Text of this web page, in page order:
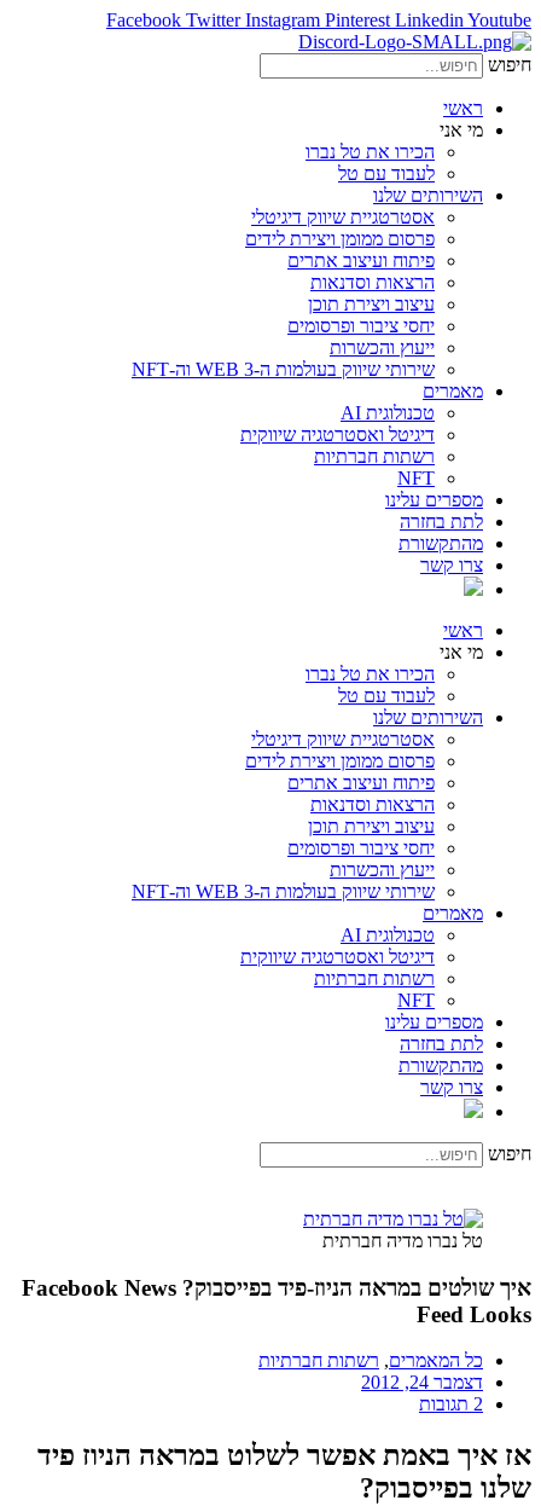
Facebook Twitter Instagram Pinterest Linkedin Youtube
חיפוש
ראשי
מי אני
הכירו את טל נברו
לעבוד עם טל
השירותים שלנו
אסטרטגיית שיווק דיגיטלי
פרסום ממומן ויצירת לידים
פיתוח ועיצוב אתרים
הרצאות וסדנאות
עיצוב ויצירת תוכן
יחסי ציבור ופרסומים
ייעוץ והכשרות
שירותי שיווק בעולמות ה-WEB 3 וה-NFT
מאמרים
טכנולוגית AI
דיגיטל ואסטרטגיה שיווקית
רשתות חברתיות
NFT
מספרים עלינו
לתת בחזרה
מהתקשורת
צרו קשר
ראשי
מי אני
הכירו את טל נברו
לעבוד עם טל
השירותים שלנו
אסטרטגיית שיווק דיגיטלי
פרסום ממומן ויצירת לידים
פיתוח ועיצוב אתרים
הרצאות וסדנאות
עיצוב ויצירת תוכן
יחסי ציבור ופרסומים
ייעוץ והכשרות
שירותי שיווק בעולמות ה-WEB 3 וה-NFT
מאמרים
טכנולוגית AI
דיגיטל ואסטרטגיה שיווקית
רשתות חברתיות
NFT
מספרים עלינו
לתת בחזרה
מהתקשורת
צרו קשר
חיפוש
טל נברו מדיה חברתית
איך שולטים במראה הניוז-פיד בפייסבוק? Facebook News
Feed Looks
כל המאמרים, רשתות חברתיות
דצמבר 24, 2012
2 תגובות
אז איך באמת אפשר לשלוט במראה הניוז פיד
שלנו בפייסבוק?